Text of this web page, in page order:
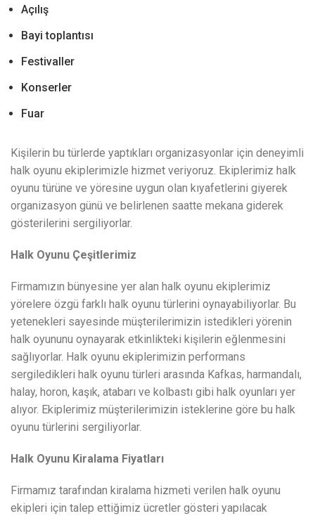
Açılış
Bayi toplantısı
Festivaller
Konserler
Fuar
Kişilerin bu türlerde yaptıkları organizasyonlar için deneyimli
halk oyunu ekiplerimizle hizmet veriyoruz. Ekiplerimiz halk
oyunu türüne ve yöresine uygun olan kıyafetlerini giyerek
organizasyon günü ve belirlenen saatte mekana giderek
gösterilerini sergiliyorlar.
Halk Oyunu Çeşitlerimiz
Firmamızın bünyesine yer alan halk oyunu ekiplerimiz
yörelere özgü farklı halk oyunu türlerini oynayabiliyorlar. Bu
yetenekleri sayesinde müşterilerimizin istedikleri yörenin
halk oyununu oynayarak etkinlikteki kişilerin eğlenmesini
sağlıyorlar. Halk oyunu ekiplerimizin performans
sergiledikleri halk oyunu türleri arasında Kafkas, harmandalı,
halay, horon, kaşık, atabarı ve kolbastı gibi halk oyunları yer
alıyor. Ekiplerimiz müşterilerimizin isteklerine göre bu halk
oyunu türlerini sergiliyorlar.
Halk Oyunu Kiralama Fiyatları
Firmamız tarafından kiralama hizmeti verilen halk oyunu
ekipleri için talep ettiğimiz ücretler gösteri yapılacak